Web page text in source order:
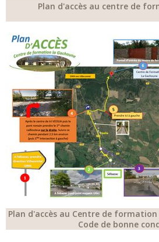
Plan d'accès au
Plan d'accès au
Code de bonne